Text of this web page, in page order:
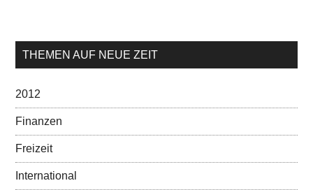
THEMEN AUF NEUE ZEIT
2012
Finanzen
Freizeit
International